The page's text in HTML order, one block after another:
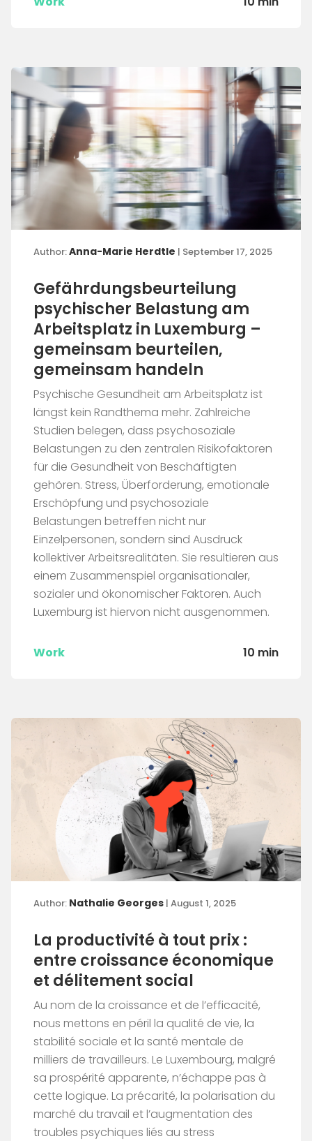
Author:Anna-Marie Herdtle | September 17, 2025
Gefährdungsbeurteilung
psychischer Belastung am
Arbeitsplatz in Luxemburg –
gemeinsam beurteilen,
gemeinsam handeln
Psychische Gesundheit am Arbeitsplatz ist
längst kein Randthema mehr. Zahlreiche
Studien belegen, dass psychosoziale
Belastungen zu den zentralen Risikofaktoren
für die Gesundheit von Beschäftigten
gehören. Stress, Überforderung, emotionale
Erschöpfung und psychosoziale
Belastungen betreffen nicht nur
Einzelpersonen, sondern sind Ausdruck
kollektiver Arbeitsrealitäten. Sie resultieren aus
einem Zusammenspiel organisationaler,
sozialer und ökonomischer Faktoren. Auch
Luxemburg ist hiervon nicht ausgenommen.
Work 10 min
Author: Nathalie Georges | August 1, 2025
La productivité à tout prix :
entre croissance économique
et délitement social
Au nom de la croissance et de l’efficacité,
nous mettons en péril la qualité de vie, la
stabilité sociale et la santé mentale de
milliers de travailleurs. Le Luxembourg, malgré
sa prospérité apparente, n’échappe pas à
cette logique. La précarité, la polarisation du
marché du travail et l’augmentation des
troubles psychiques liés au stress